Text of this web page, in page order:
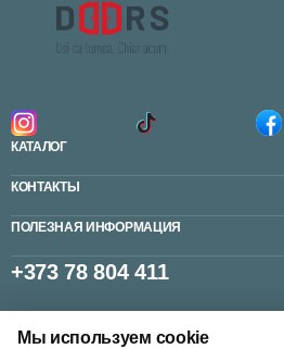
КАТАЛОГ
КОНТАКТЫ
ПОЛЕЗНАЯ ИНФОРМАЦИЯ
+373 78 804 411
Мы используем cookie